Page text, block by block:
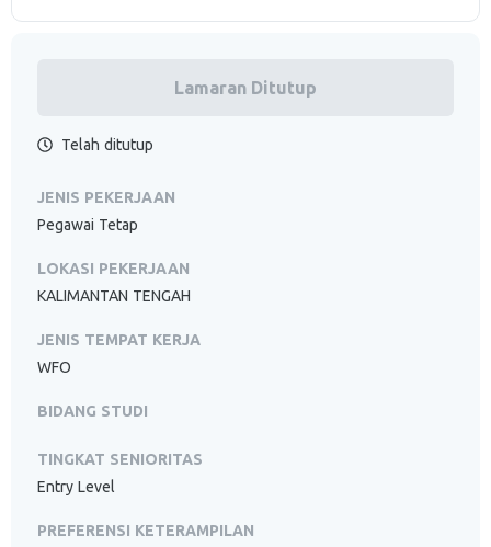
Lamaran Ditutup
Telah ditutup
JENIS PEKERJAAN
Pegawai Tetap
LOKASI PEKERJAAN
KALIMANTAN TENGAH
JENIS TEMPAT KERJA
WFO
BIDANG STUDI
TINGKAT SENIORITAS
Entry Level
PREFERENSI KETERAMPILAN